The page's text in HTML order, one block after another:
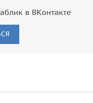
в ВКонтакте